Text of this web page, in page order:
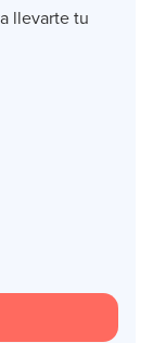
llevarte tu